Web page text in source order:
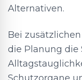
Alternativen.
Bei
die Planung die